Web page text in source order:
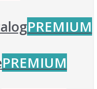
PREMIUM
PREMIUM